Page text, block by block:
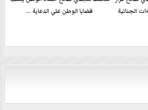
الجنائية
قضايا الوطن علي الدعاية ...